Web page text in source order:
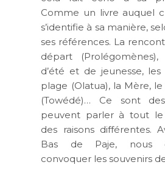
Comme un livre auquel
s’identifie à sa manière,
ses références. La
départ
d’été et de jeunesse,
plage (Olatua), la Mère,
(Towédé)… Ce sont
peuvent parler à tout
des raisons différentes.
Bas de Paje, nous
convoquer les souvenirs